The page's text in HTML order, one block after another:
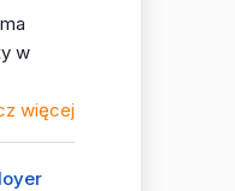
w
więcej